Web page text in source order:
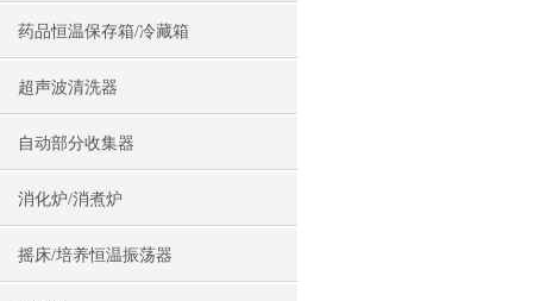
药品恒温保存箱/冷藏箱
超声波清洗器
自动部分收集器
消化炉/消煮炉
摇床/培养恒温振荡器